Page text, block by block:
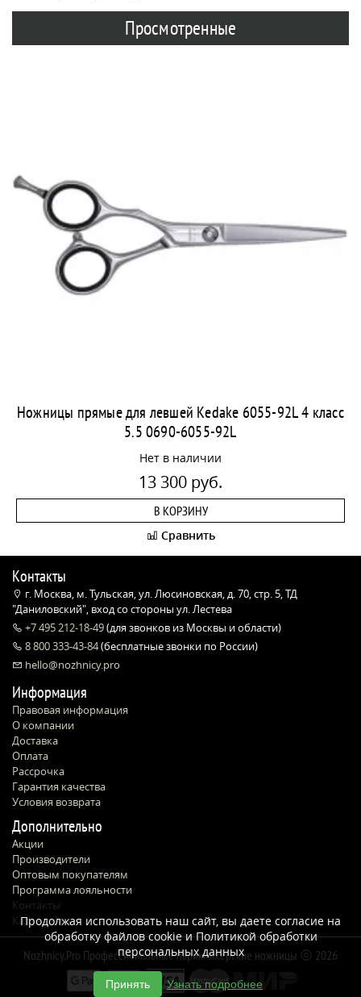
Просмотренные
Ножницы прямые для левшей Kedake 6055-92L 4 класс
5.5 0690-6055-92L
Нет в наличии
13 300 руб.
В КОРЗИНУ
Сравнить
Контакты
г. Москва, м. Тульская, ул. Люсиновская, д. 70, стр. 5, ТД
"Даниловский", вход со стороны ул. Лестева
+7 495 212-18-49(для звонков из Москвы и области)
8 800 333-43-84(бесплатные звонки по России)
hello@nozhnicy.pro
Информация
Правовая информация
О компании
Доставка
Оплата
Рассрочка
Гарантия качества
Условия возврата
Дополнительно
Акции
Производители
Оптовым покупателям
Программа лояльности
Контакты
Карта сайта
Nozhnicy.Pro Профессиональные парикмахерские ножницы 2026
Продолжая использовать наш сайт, вы даете согласие на
обработку файлов cookie иПолитикой обработки
персональных данных
Принять Узнать подробнее